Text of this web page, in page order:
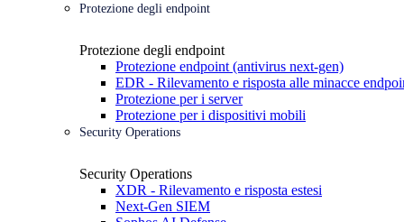
Protezione degli endpoint
Protezione degli endpoint
Protezione endpoint (antivirus next-gen)
EDR - Rilevamento e risposta alle minacce
Protezione per i server
Protezione per i dispositivi mobili
Security Operations
Security Operations
XDR - Rilevamento e risposta estesi
Next-Gen SIEM